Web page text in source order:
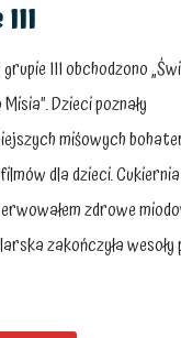
III
grupie III obchodzono
Dzieci poznały
miśowych
dla dzieci. Cukiernia
zdrowe
zakończyła